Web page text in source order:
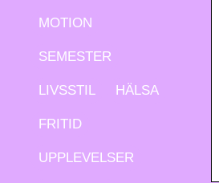
MOTION
SEMESTER
LIVSSTIL HÄLSA
FRITID
UPPLEVELSER